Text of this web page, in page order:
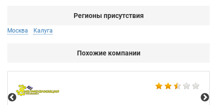
Регионы присутствия
Москва Калуга
Похожие компании